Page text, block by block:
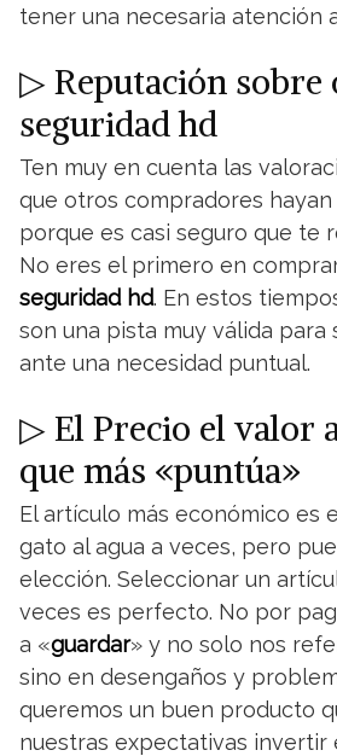
tener una necesaria atención
▷ Reputación sobre
seguridad hd
Ten muy en cuenta las
que otros compradores
porque es casi seguro que te
No eres el primero en
seguridad hd. En estos
son una pista muy válida para
ante una necesidad puntual.
▷ El Precio el valor
que más «puntúa»
El artículo más económico es
gato al agua a veces, pero
elección. Seleccionar un
veces es perfecto. No por
a «guardar» y no solo nos
sino en desengaños y
queremos un buen producto
nuestras expectativas invertir